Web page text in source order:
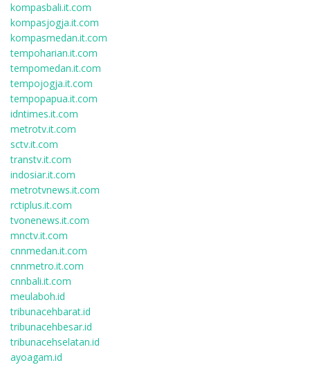
kompasbali.it.com
kompasjogja.it.com
kompasmedan.it.com
tempoharian.it.com
tempomedan.it.com
tempojogja.it.com
tempopapua.it.com
idntimes.it.com
metrotv.it.com
sctv.it.com
transtv.it.com
indosiar.it.com
metrotvnews.it.com
rctiplus.it.com
tvonenews.it.com
mnctv.it.com
cnnmedan.it.com
cnnmetro.it.com
cnnbali.it.com
meulaboh.id
tribunacehbarat.id
tribunacehbesar.id
tribunacehselatan.id
ayoagam.id